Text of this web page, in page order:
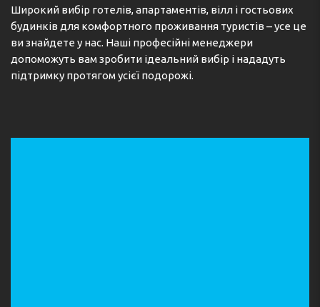
Широкий вибір готелів, апартаментів, вілл і гостьових
будинків для комфортного проживання туристів – усе це
ви знайдете у нас. Наші професійні менеджери
допоможуть вам зробити ідеальний вибір і нададуть
підтримку протягом усієї подорожі.